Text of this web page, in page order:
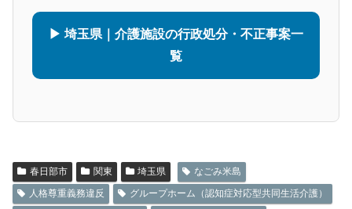
▶ 埼玉県｜介護施設の行政処分・不正事案一
覧
春日部市 関東 埼玉県
なごみ米島
人格尊重義務違反
グループホーム（認知症対応型共同生活介護）